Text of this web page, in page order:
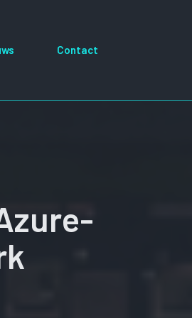
Contact